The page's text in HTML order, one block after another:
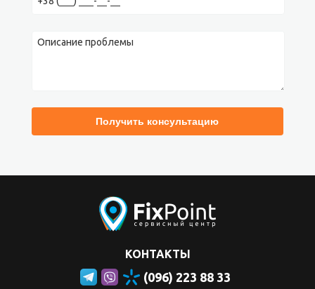
КОНТАКТЫ
(096) 223 88 33